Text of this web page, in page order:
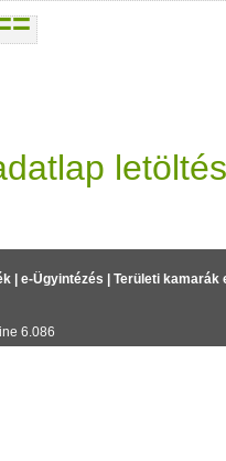
| e-Ügyintézés Területi kamarák
6.086